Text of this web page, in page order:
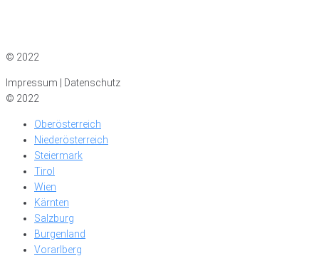
© 2022
Impressum | Datenschutz
© 2022
Oberösterreich
Niederösterreich
Steiermark
Tirol
Wien
Kärnten
Salzburg
Burgenland
Vorarlberg